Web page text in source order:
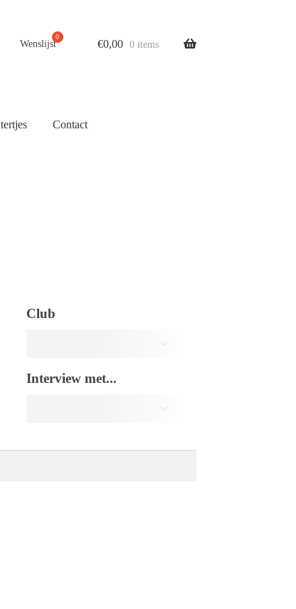
Wenslijst €0,00 0 items
Contact
Club
Interview met...